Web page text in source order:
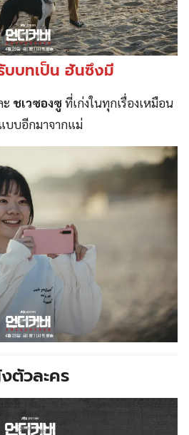
บบทเป็น ฮันซึงมี
ชเวซองซูที่เก่งในทุกเรื่องเหมือน
บบอีกมาจากแม่
ตัวละคร